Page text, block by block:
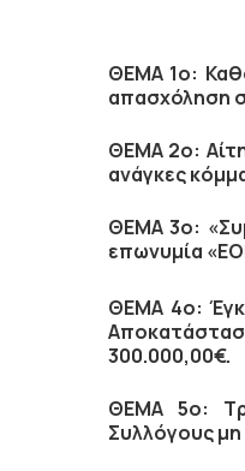
ΘΕΜΑ 1ο:
απασχόληση
ΘΕΜΑ 2ο:
ανάγκες
ΘΕΜΑ 3ο:
επωνυμία
ΘΕΜΑ 4ο:
300.000,00€.
ΘΕΜΑ 5ο:
Συλλόγους